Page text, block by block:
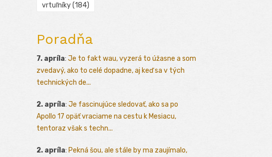
vrtuľníky(184)
Poradňa
7. apríla: Je to fakt wau, vyzerá to úžasne a som
zvedavý, ako to celé dopadne, aj keď sa v tých
technických de...
2. apríla: Je fascinujúce sledovať, ako sa po
Apollo 17 opäť vraciame na cestu k Mesiacu,
tentoraz však s techn...
2. apríla: Pekná šou, ale stále by ma zaujímalo,